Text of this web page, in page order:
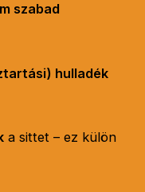
szabad
hulladék
a sittet – ez külön